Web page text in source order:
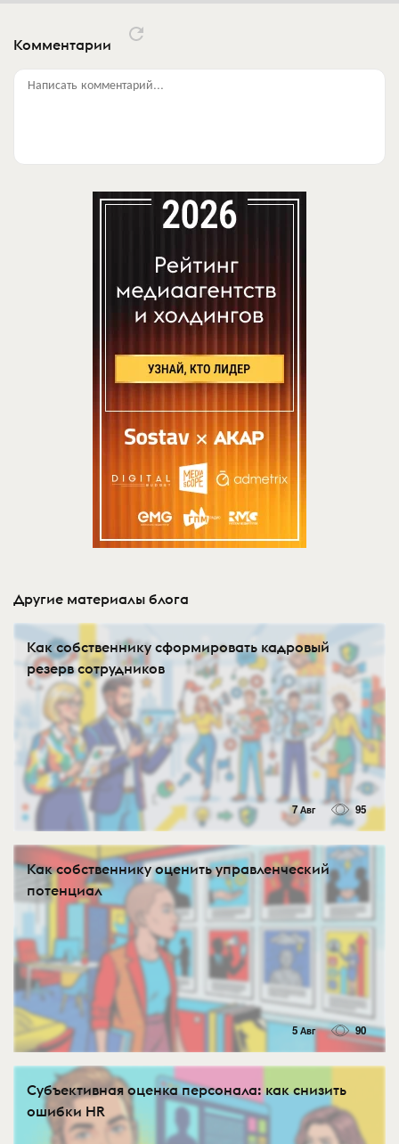
Комментарии
Написать комментарий...
Другие материалы блога
Как собственнику сформировать кадровый
резерв сотрудников
7 Авг 95
Как собственнику оценить управленческий
потенциал
5 Авг 90
Субъективная оценка персонала: как снизить
ошибки HR